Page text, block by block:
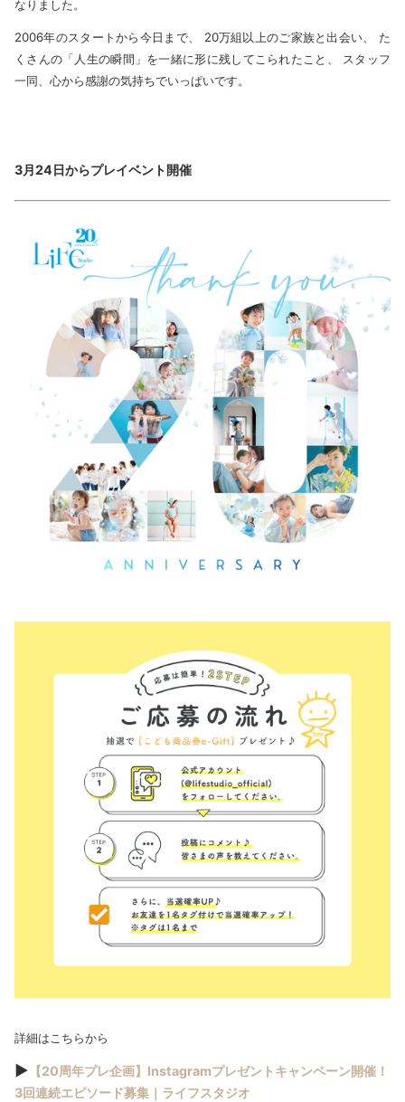
なりました。
2006年のスタートから今日まで、 20万組以上のご家族と出会い、 た
くさんの「人生の瞬間」を一緒に形に残してこられたこと、 スタッフ
一同、心から感謝の気持ちでいっぱいです。
3月24日からプレイベント開催
詳細はこちらから
▶ 【20周年プレ企画】Instagramプレゼントキャンペーン開催！
3回連続エピソード募集｜ライフスタジオ